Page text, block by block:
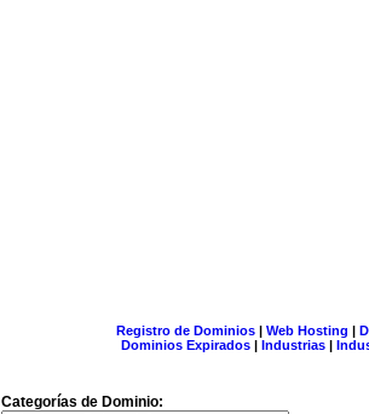
Registro de Dominios| Web Hosting |
Dominios Expirados | Industrias |
Categorías de Dominio: